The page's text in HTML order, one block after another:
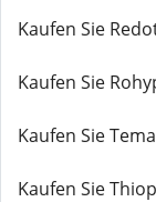
Kaufen Sie
Kaufen Sie
Kaufen Sie
Kaufen Sie